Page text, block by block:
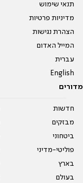
תנאי שימוש
מדיניות פרטיות
הצהרת נגישות
המייל האדום
עברית
English
מדורים
חדשות
מבזקים
ביטחוני
פוליטי-מדיני
בארץ
בעולם